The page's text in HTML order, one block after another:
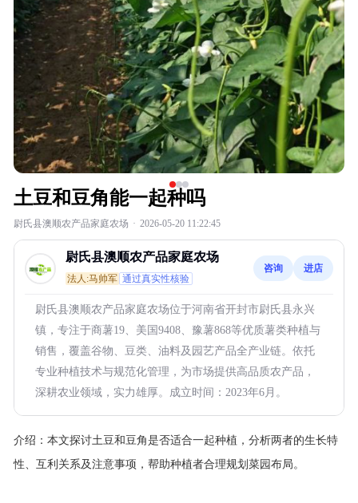
土豆和豆角能一起种吗
尉氏县澳顺农产品家庭农场 · 2026-05-20 11:22:45
尉氏县澳顺农产品家庭农场
法人:马帅军 通过真实性核验
咨询 进店
尉氏县澳顺农产品家庭农场位于河南省开封市尉氏县永兴
镇，专注于商薯19、美国9408、豫薯868等优质薯类种植与
销售，覆盖谷物、豆类、油料及园艺产品全产业链。依托
专业种植技术与规范化管理，为市场提供高品质农产品，
深耕农业领域，实力雄厚。成立时间：2023年6月。
介绍： 本文探讨土豆和豆角是否适合一起种植，分析两者的生长特
性、互利关系及注意事项，帮助种植者合理规划菜园布局。